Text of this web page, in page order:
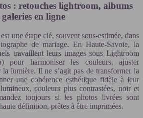
: retouches lightroom, albums
en ligne
une étape clé, souvent sous-estimée, dans
de mariage. En Haute-Savoie, la
travaillent leurs images sous Lightroom
pour harmoniser les couleurs, ajuster
lumière. Il ne s’agit pas de transformer la
une cohérence esthétique fidèle à leur
couleurs plus contrastées, noir et
toujours si les photos livrées sont
définition, prêtes à être imprimées.